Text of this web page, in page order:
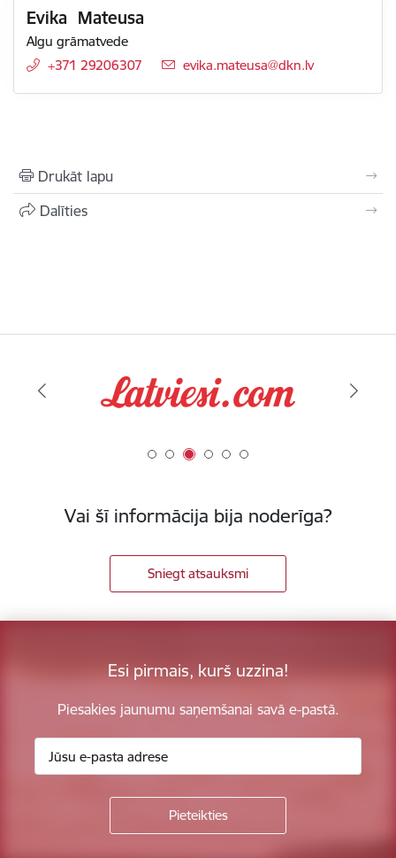
Evika Mateusa
Algu grāmatvede
+371 29206307
E-pasts:
evika.mateusa@dkn.lv
Drukāt lapu
Dalīties
Vai šī informācija bija noderīga?
Sniegt atsauksmi
Esi pirmais, kurš uzzina!
Piesakies jaunumu saņemšanai savā e-pastā.